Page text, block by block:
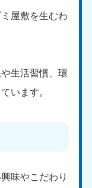
屋敷を生むわ
生活習慣、環
います。
味やこだわり